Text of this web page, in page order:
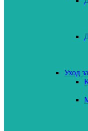
Уход